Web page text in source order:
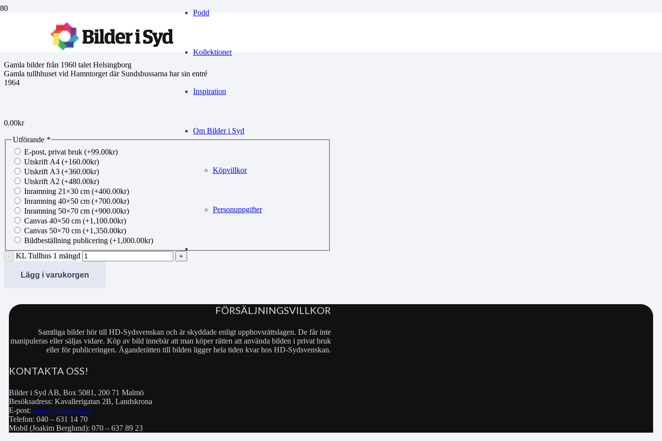
Podd
Kollektioner
Inspiration
Om Bilder i Syd
Köpvillkor
Personuppgifter
KL Tullhus 1
Gamla bilder från 1960 talet Helsingborg
Gamla tullhhuset vid Hamntorget där Sundsbussarna har sin entré
1964
0.00kr
Utförande *
E-post, privat bruk (+99.00kr)
Utskrift A4 (+160.00kr)
Utskrift A3 (+360.00kr)
Utskrift A2 (+480.00kr)
Inramning 21×30 cm (+400.00kr)
Inramning 40×50 cm (+700.00kr)
Inramning 50×70 cm (+900.00kr)
Canvas 40×50 cm (+1,100.00kr)
Canvas 50×70 cm (+1,350.00kr)
Bildbeställning publicering (+1,000.00kr)
KL Tullhus 1 mängd
Lägg i varukorgen
FÖRSÄLJNINGSVILLKOR
Samtliga bilder hör till HD-Sydsvenskan och är skyddade enligt upphovsrättslagen. De får inte
manipuleras eller säljas vidare. Köp av bild innebär att man köper rätten att använda bilden i privat bruk
eller för publiceringen. Äganderätten till bilden ligger hela tiden kvar hos HD-Sydsvenskan.
KONTAKTA OSS!
Bilder i Syd AB, Box 5081, 200 71 Malmö
Besöksadress: Kavallerigatan 2B, Landskrona
E-post: info@bilderisyd.se
Telefon: 040 – 631 14 70
Mobil (Joakim Berglund): 070 – 637 89 23